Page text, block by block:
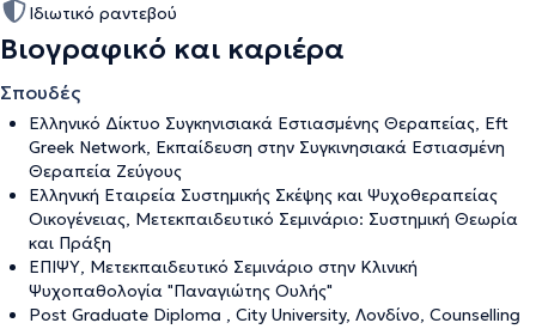
Ιδιωτικό ραντεβού
Βιογραφικό και καριέρα
Σπουδές
Ελληνικό Δίκτυο Συγκηνισιακά Εστιασμένης Θεραπείας, Eft
Greek Network, Εκπαίδευση στην Συγκινησιακά Εστιασμένη
Θεραπεία Ζεύγους
Ελληνική Εταιρεία Συστημικής Σκέψης και Ψυχοθεραπείας
Οικογένειας, Μετεκπαιδευτικό Σεμινάριο: Συστημική Θεωρία
και Πράξη
ΕΠΙΨΥ, Μετεκπαιδευτικό Σεμινάριο στην Κλινική
Ψυχοπαθολογία "Παναγιώτης Ουλής"
Post Graduate Diploma , City University, Λονδίνο, Counselling